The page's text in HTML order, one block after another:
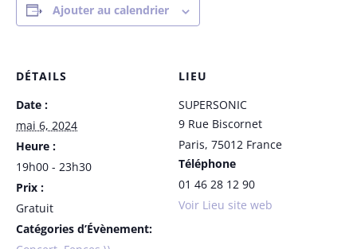
Ajouter au calendrier
DÉTAILS
Date :
mai 6, 2024
Heure :
19h00 - 23h30
Prix :
Gratuit
Catégories d’Évènement:
LIEU
SUPERSONIC
9 Rue Biscornet
Paris, 75012 France
Téléphone
01 46 28 12 90
Voir Lieu site web